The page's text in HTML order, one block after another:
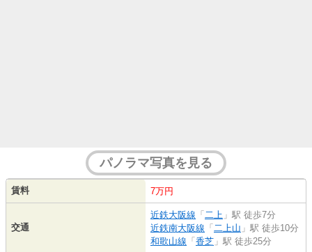
パノラマ写真を見る
賃料 7万円
交通
近鉄大阪線 「 二上 」駅 徒歩7分
近鉄南大阪線 「 二上山 」駅 徒歩10分
和歌山線 「 香芝 」駅 徒歩25分